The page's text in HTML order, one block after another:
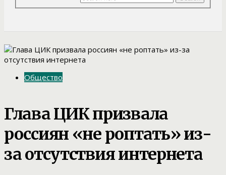
Общество
Глава ЦИК призвала
россиян «не роптать» из-
за отсутствия интернета